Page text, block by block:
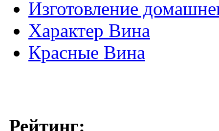
Изготовление
Характер Вина
Красные Вина
Рейтинг: